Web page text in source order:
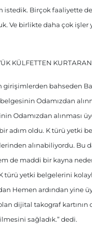
istedik. Birçok faaliyette
Ve birlikte daha çok işler
KÜLFETTEN
girişimlerden bahseden
Odamızdan
Odamızdan alınması
adım oldu. K türü yetki
alınabiliyordu. Bu
de maddi bir kayna
türü yetki belgelerini
Hemen ardından yine
dijital takograf kartının
sağladık.” dedi.